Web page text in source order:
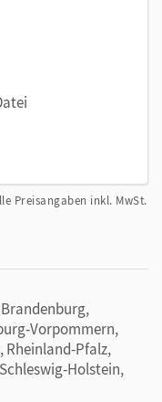
Preisangaben inkl. MwSt.
Vorpommern,
Rheinland-Pfalz,
Holstein,